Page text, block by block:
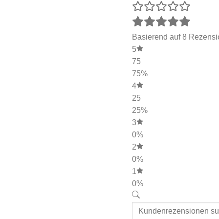
Basierend auf 8
5
75
75%
4
25
25%
3
0%
2
0%
1
0%